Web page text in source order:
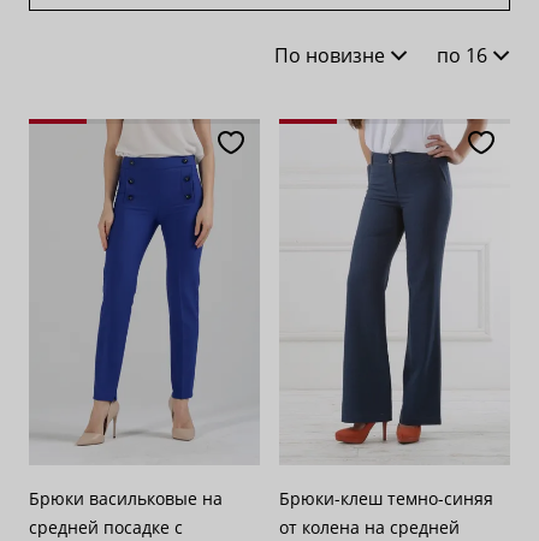
По новизне
По популярности
По возрастанию цены
По убыванию цены
по 16
28
Брюки васильковые на
средней посадке с
Брюки-клеш темно-синяя
от колена на средней